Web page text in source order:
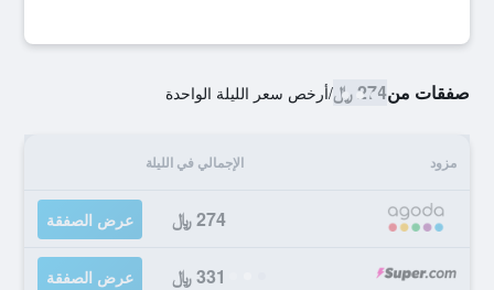
صفقات من274 ﷼ /أرخص سعر الليلة الواحدة
مزود الإجمالي في الليلة
274 ﷼ عرض الصفقة
331 ﷼ عرض الصفقة